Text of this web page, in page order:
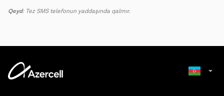
Qeyd: Tez SMS telefonun yaddaşında qalmır.